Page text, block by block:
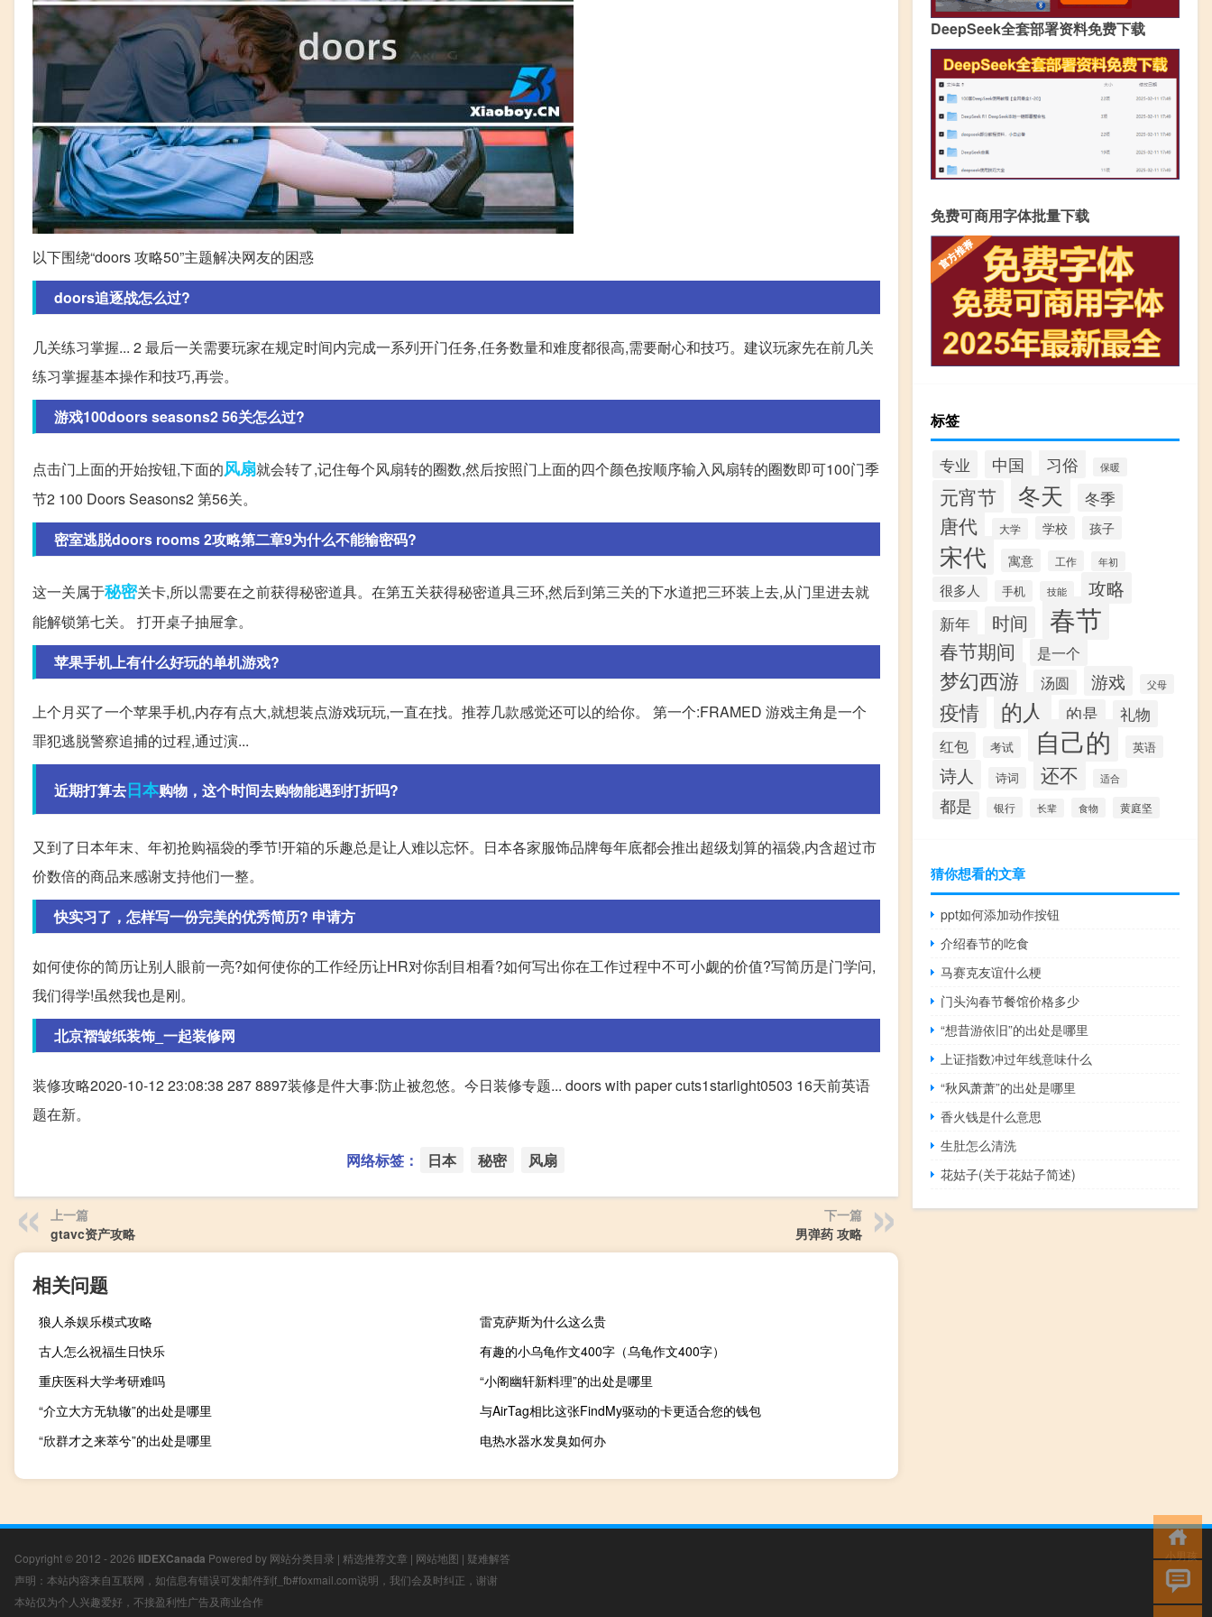
以下围绕“doors 攻略50”主题解决网友的困惑
doors追逐战怎么过?
几关练习掌握... 2 最后一关需要玩家在规定时间内完成一系列开门任务,任务数量和难度都很高,需要耐心和技巧。建议玩家先在前几关
练习掌握基本操作和技巧,再尝。
游戏100doors seasons2 56关怎么过?
点击门上面的开始按钮,下面的风扇就会转了,记住每个风扇转的圈数,然后按照门上面的四个颜色按顺序输入风扇转的圈数即可100门季
节2 100 Doors Seasons2 第56关。
密室逃脱doors rooms 2攻略第二章9为什么不能输密码?
这一关属于秘密关卡,所以需要在之前获得秘密道具。在第五关获得秘密道具三环,然后到第三关的下水道把三环装上去,从门里进去就
能解锁第七关。 打开桌子抽屉拿。
苹果手机上有什么好玩的单机游戏?
上个月买了一个苹果手机,内存有点大,就想装点游戏玩玩,一直在找。推荐几款感觉还可以的给你。 第一个:FRAMED 游戏主角是一个
罪犯逃脱警察追捕的过程,通过演...
近期打算去日本购物，这个时间去购物能遇到打折吗?
又到了日本年末、年初抢购福袋的季节!开箱的乐趣总是让人难以忘怀。日本各家服饰品牌每年底都会推出超级划算的福袋,内含超过市
价数倍的商品来感谢支持他们一整。
快实习了，怎样写一份完美的优秀简历? 申请方
如何使你的简历让别人眼前一亮?如何使你的工作经历让HR对你刮目相看?如何写出你在工作过程中不可小觑的价值?写简历是门学问,
我们得学!虽然我也是刚。
北京褶皱纸装饰_一起装修网
装修攻略2020-10-12 23:08:38 287 8897装修是件大事:防止被忽悠。今日装修专题... doors with paper cuts1starlight0503 16天前英语
题在新。
网络标签： 日本 秘密 风扇
上一篇
gtavc资产攻略
下一篇
男弹药 攻略
相关问题
狼人杀娱乐模式攻略
雷克萨斯为什么这么贵
古人怎么祝福生日快乐
有趣的小乌龟作文400字（乌龟作文400字）
重庆医科大学考研难吗
“小阁幽轩新料理”的出处是哪里
“介立大方无轨辙”的出处是哪里
与AirTag相比这张FindMy驱动的卡更适合您的钱包
“欣群才之来萃兮”的出处是哪里
电热水器水发臭如何办
DeepSeek全套部署资料免费下载
免费可商用字体批量下载
标签
专业 中国 习俗 保暖
元宵节 冬天 冬季
唐代 大学 学校 孩子
宋代 寓意 工作 年初
很多人 手机 技能 攻略
新年 时间 春节
春节期间 是一个
梦幻西游 汤圆 游戏 父母
疫情 的人 的是
礼物
红包
考试 自己的 英语
诗人 诗词 还不 适合
都是 银行 长辈 食物 黄庭坚
猜你想看的文章
ppt如何添加动作按钮
介绍春节的吃食
马赛克友谊什么梗
门头沟春节餐馆价格多少
“想昔游依旧”的出处是哪里
上证指数冲过年线意味什么
“秋风萧萧”的出处是哪里
香火钱是什么意思
生肚怎么清洗
花姑子(关于花姑子简述)
Copyright © 2012 - 2026 IIDEXCanada Powered by 网站分类目录 | 精选推荐文章 | 网站地图 | 疑难解答
声明：本站内容来自互联网，如信息有错误可发邮件到f_fb#foxmail.com说明，我们会及时纠正，谢谢
本站仅为个人兴趣爱好，不接盈利性广告及商业合作
小男孩